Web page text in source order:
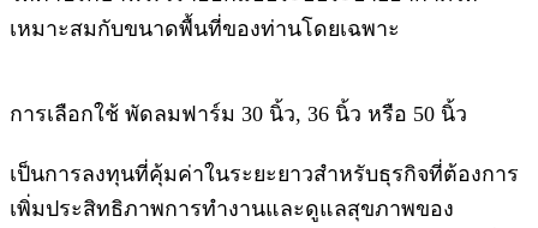
เหมาะสมกับขนาดพื้นที่ของท่านโดยเฉพาะ
การเลือกใช้ พัดลมฟาร์ม 30 นิ้ว, 36 นิ้ว หรือ 50 นิ้ว
เป็นการลงทุนที่คุ้มค่าในระยะยาวสำหรับธุรกิจที่ต้องการ
เพิ่มประสิทธิภาพการทำงานและดูแลสุขภาพของ